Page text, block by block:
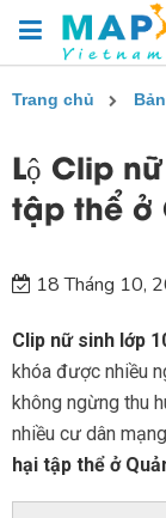
Trang chủ
Lộ Clip
tập thể ở
18 Tháng 10,
Clip nữ sinh lớp
khóa được nhiều
không ngừng thu
nhiều cư dân
hại tập thể ở